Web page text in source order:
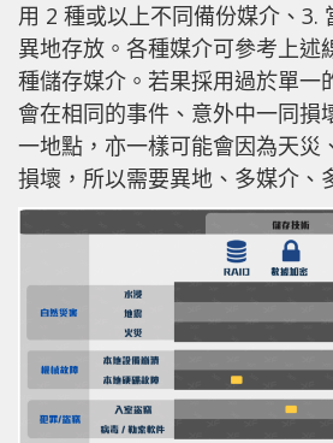
用 2 種或以上不同備份媒介、3.
異地存放。各種媒介可參考上述
種儲存媒介。若果採用過於單一
會在相同的事件、意外中一同損
一地點，亦一樣可能會因為天災
損壞，所以需要異地、多媒介、